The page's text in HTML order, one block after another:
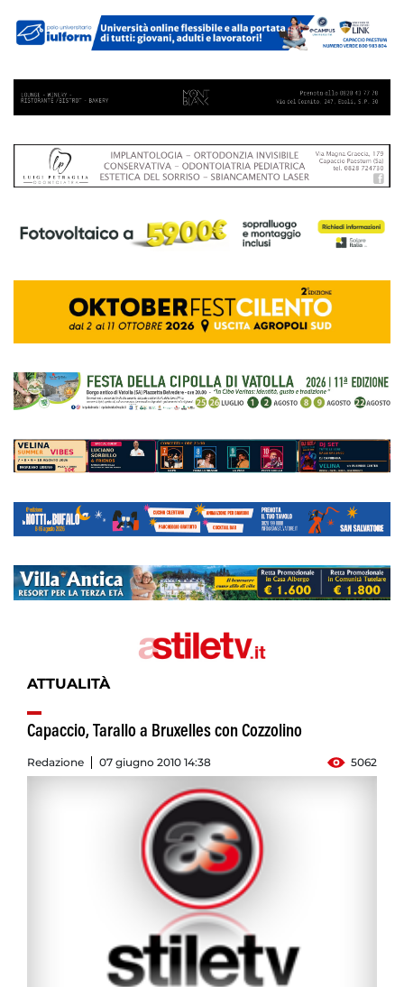
ATTUALITÀ
Capaccio, Tarallo a Bruxelles con Cozzolino
Redazione 07 giugno 2010 14:38 5062